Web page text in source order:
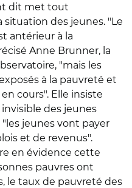
dit met tout
des jeunes. "Le
antérieur à la
Anne Brunner, la
"mais les
à la pauvreté et
cours". Elle insiste
des jeunes
"les jeunes vont payer
et de revenus".
en évidence cette
pauvres ont
le taux de pauvreté des